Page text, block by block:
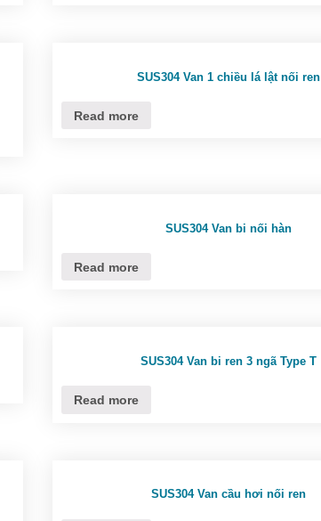
SUS304 Van 1 chiều lá lật nối ren
Read more
SUS304 Van bi nối hàn
Read more
SUS304 Van bi ren 3 ngã Type T
Read more
SUS304 Van cầu hơi nối ren